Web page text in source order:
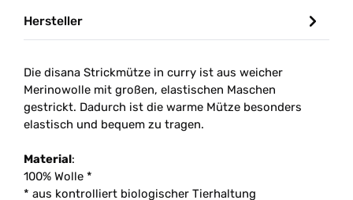
Hersteller
Die disana Strickmütze in curry ist aus weicher
Merinowolle mit großen, elastischen Maschen
gestrickt. Dadurch ist die warme Mütze besonders
elastisch und bequem zu tragen.
Material:
100% Wolle *
* aus kontrolliert biologischer Tierhaltung